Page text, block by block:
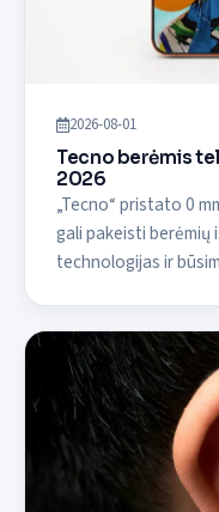
2026-08-01
Tecno berėmis
2026
„Tecno“ pristato 0
gali pakeisti berėmių
technologijas ir